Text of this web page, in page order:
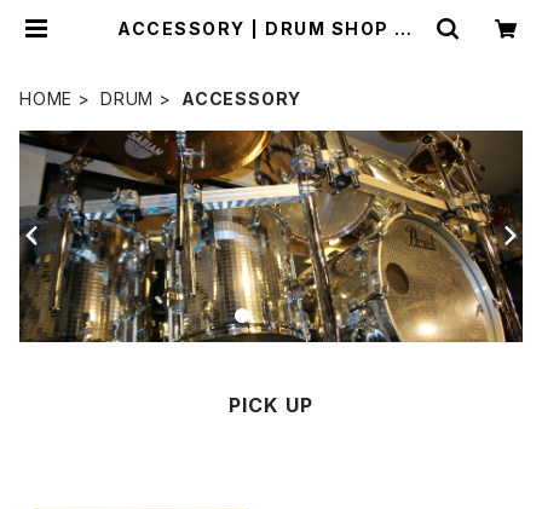
ACCESSORY | DRUM SHOP AC
HOME DRUM ACCESSORY
PICK UP